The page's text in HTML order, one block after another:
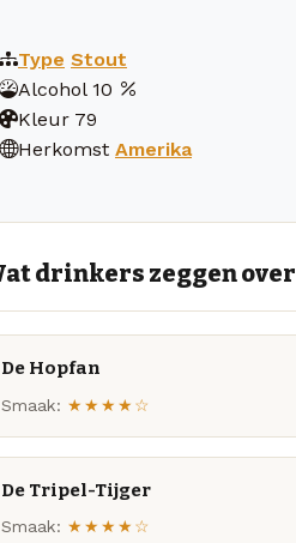
Type Stout
Alcohol 10
Kleur 79
Herkomst Amerika
drinkers zeggen
De Hopfan
Smaak: ★★★★☆
De Tripel-Tijger
Smaak: ★★★★☆